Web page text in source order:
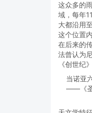
这众多的
域，每年
大都沿用
这个位置
在后来的
法曾认为
《创世纪
当诺亚
——《圣